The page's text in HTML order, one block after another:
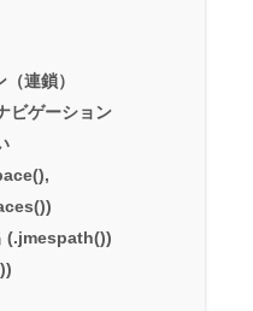
連鎖）
ビゲーション
(.jmespath())